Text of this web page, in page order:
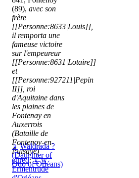
(89), avec son
frère
[[Personne:8633|Louis]],
il remporta une
fameuse victoire
sur l'empeureur
[[Personne:8631|Lotaire]]
et
[[Personne:927211|Pepin
II]], roi
d'Aquitaine dans
les plaines de
Fontenay en
Auxerrois
(Bataille de
Fontenoy-en-
Puisaye)
eured:♀ w
Ermentrude
♀ Waldrada ?
(Daughter of
Odo of Orléans)